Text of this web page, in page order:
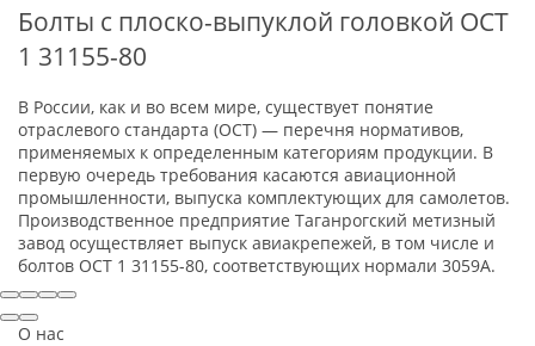
Болты с плоско-выпуклой головкой ОСТ
1 31155-80
В России, как и во всем мире, существует понятие
отраслевого стандарта (ОСТ) — перечня нормативов,
применяемых к определенным категориям продукции. В
первую очередь требования касаются авиационной
промышленности, выпуска комплектующих для самолетов.
Производственное предприятие Таганрогский метизный
завод осуществляет выпуск авиакрепежей, в том числе и
болтов ОСТ 1 31155-80, соответствующих нормали 3059А.
О нас